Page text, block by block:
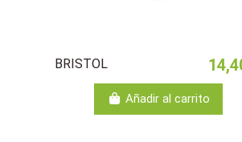
BRISTOL
Añadir al carrito